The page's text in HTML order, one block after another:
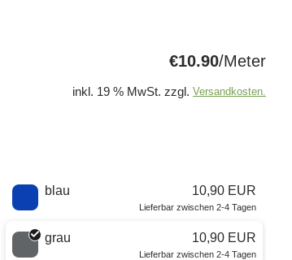
€10.90/Meter
inkl. 19 % MwSt. zzgl. Versandkosten.
blau 10,90 EUR
Lieferbar zwischen 2-4 Tagen
grau 10,90 EUR
Lieferbar zwischen 2-4 Tagen